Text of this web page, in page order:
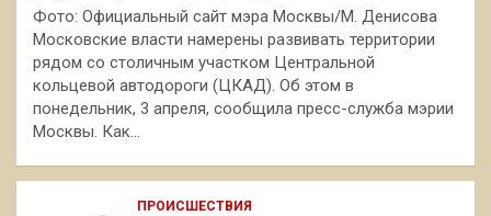
Фото: Официальный сайт мэра Москвы/М. Денисова
Московские власти намерены развивать территории
рядом со столичным участком Центральной
кольцевой автодороги (ЦКАД). Об этом в
понедельник, 3 апреля, сообщила пресс-служба мэрии
Москвы. Как…
ПРОИСШЕСТВИЯ